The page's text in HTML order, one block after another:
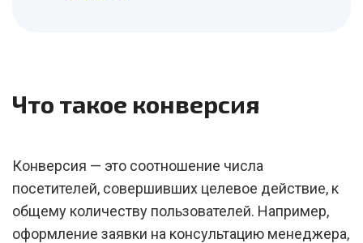
Что такое конверсия
Конверсия — это соотношение числа
посетителей, совершивших целевое действие, к
общему количеству пользователей. Например,
оформление заявки на консультацию менеджера,